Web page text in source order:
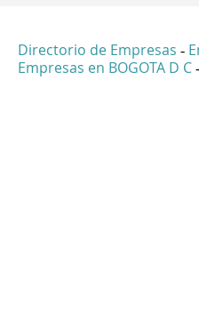
Directorio de Empresas -
Empresas en BOGOTA D C -